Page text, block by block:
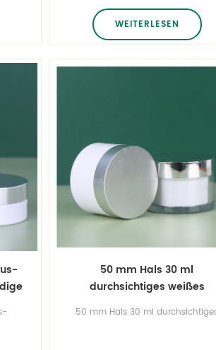
スクリュー ふた付き
ジャー フェイシャル クリーム モイス
チャライザー ボトル ブラック スクリ
ュー ふた付き プライベートラベルの高
級クリームジャー
WEITERLESEN
50 mm Hals 30 ml
durchsichtiges weißes
PET-Glas Gesichtscreme
50 mm Hals 30 ml